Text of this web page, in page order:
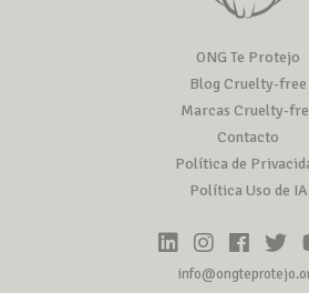
ONG Te Protejo
Blog Cruelty-free
Marcas Cruelty-
Contacto
Política de
Política Uso de IA